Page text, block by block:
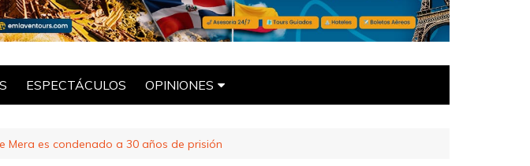
ESPECTÁCULOS OPINIONES
Mera es condenado a 30 años de prisión